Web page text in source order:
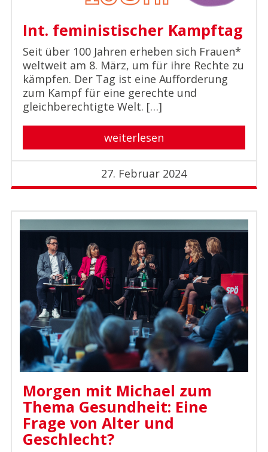
Int. feministischer Kampftag
Seit über 100 Jahren erheben sich Frauen*
weltweit am 8. März, um für ihre Rechte zu
kämpfen. Der Tag ist eine Aufforderung
zum Kampf für eine gerechte und
gleichberechtigte Welt. […]
weiterlesen
27. Februar 2024
Morgen mit Michael zum
Thema Gesundheit: Eine
Frage von Alter und
Geschlecht?